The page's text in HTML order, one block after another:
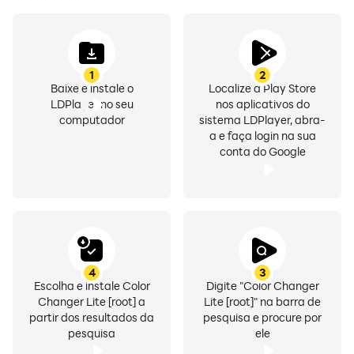
The Lite version includes red, green, amber, outdoor
and inverted color modes, widget support, Tasker
integration, experimental gamma support, and a four-
day trial of the Pro features.
This is NOT an overlay: it completely remaps your
The method used for re-coloring is experimental. Use
at your own risk. Try the Lite version before buying the
Pro version. Do not set to activate on boot until you've
successfully tested.
Note 1: Graphically demanding games will likely lower
1
Baixe e instale o
LDPlayer no seu
computador
2
Localize a Play Store
nos aplicativos do
sistema LDPlayer, abra-
a e faça login na sua
conta do Google
3
Digite "Color Changer
Lite [root]" na barra de
pesquisa e procure por
ele
4
Escolha e instale Color
Changer Lite [root] a
partir dos resultados da
pesquisa